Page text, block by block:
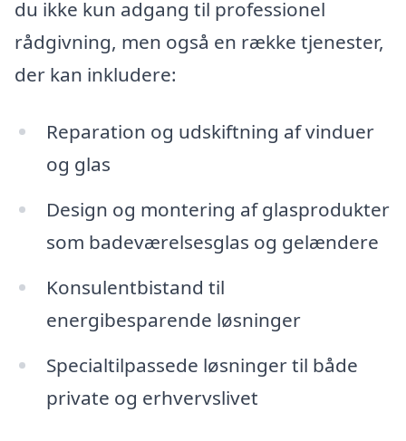
du ikke kun adgang til professionel
rådgivning, men også en række tjenester,
der kan inkludere:
Reparation og udskiftning af vinduer
og glas
Design og montering af glasprodukter
som badeværelsesglas og gelændere
Konsulentbistand til
energibesparende løsninger
Specialtilpassede løsninger til både
private og erhvervslivet